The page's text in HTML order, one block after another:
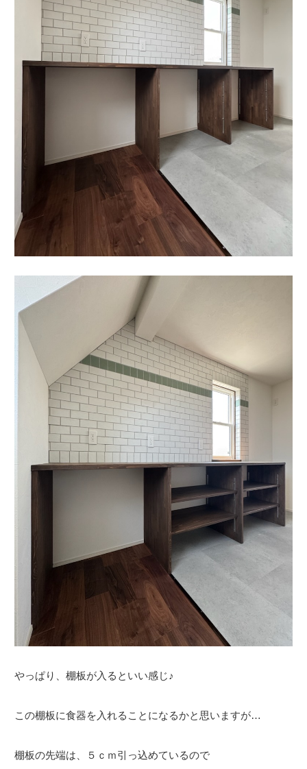
やっぱり、棚板が入るといい感じ♪
この棚板に食器を入れることになるかと思いますが…
棚板の先端は、５ｃｍ引っ込めているので